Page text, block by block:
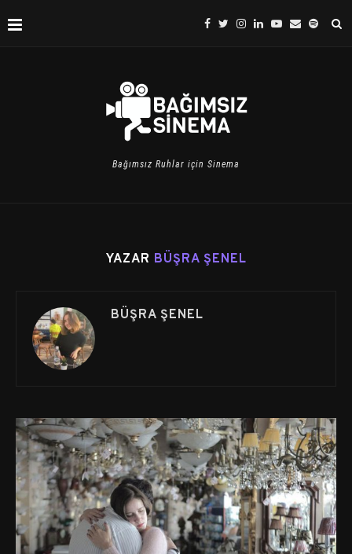
Bağımsız Ruhlar için Sinema
YAZAR BÜŞRA ŞENEL
BÜŞRA ŞENEL